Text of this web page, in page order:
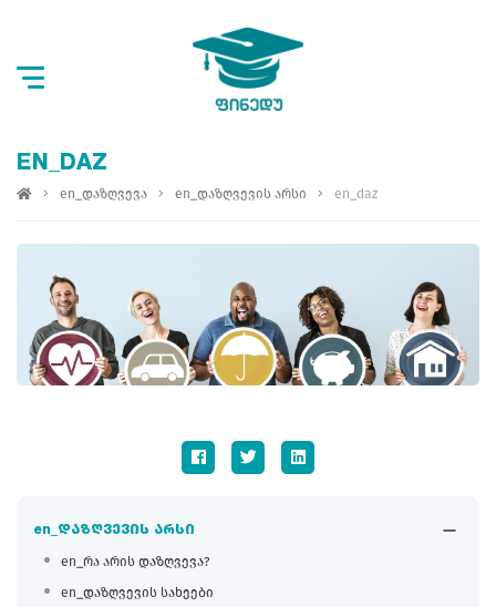
en_დაზღვევის არსი
en_რა არის დაზღვევა?
en_დაზღვევის სახეები
EN_DAZ
en_დაზღვევა en_დაზღვევის არსი en_daz